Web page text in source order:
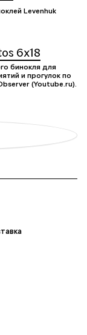
Levenhuk
6x18
бинокля для
и прогулок по
(Youtube.ru).